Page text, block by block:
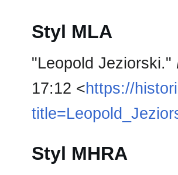
Styl MLA
"Leopold Jeziorski."
17:12 <https://
Styl MHRA